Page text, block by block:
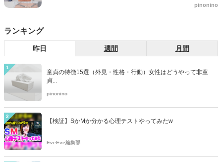
いませんか？嫌われた理由と挽回して復縁する方法をご紹介。pinonino
ランキング
昨日 週間 月間
1
童貞の特徴15選（外見・性格・行動）女性はどうやって非童
貞...
pinonino
2
【検証】SかMか分かる心理テストやってみたw
EveEve編集部